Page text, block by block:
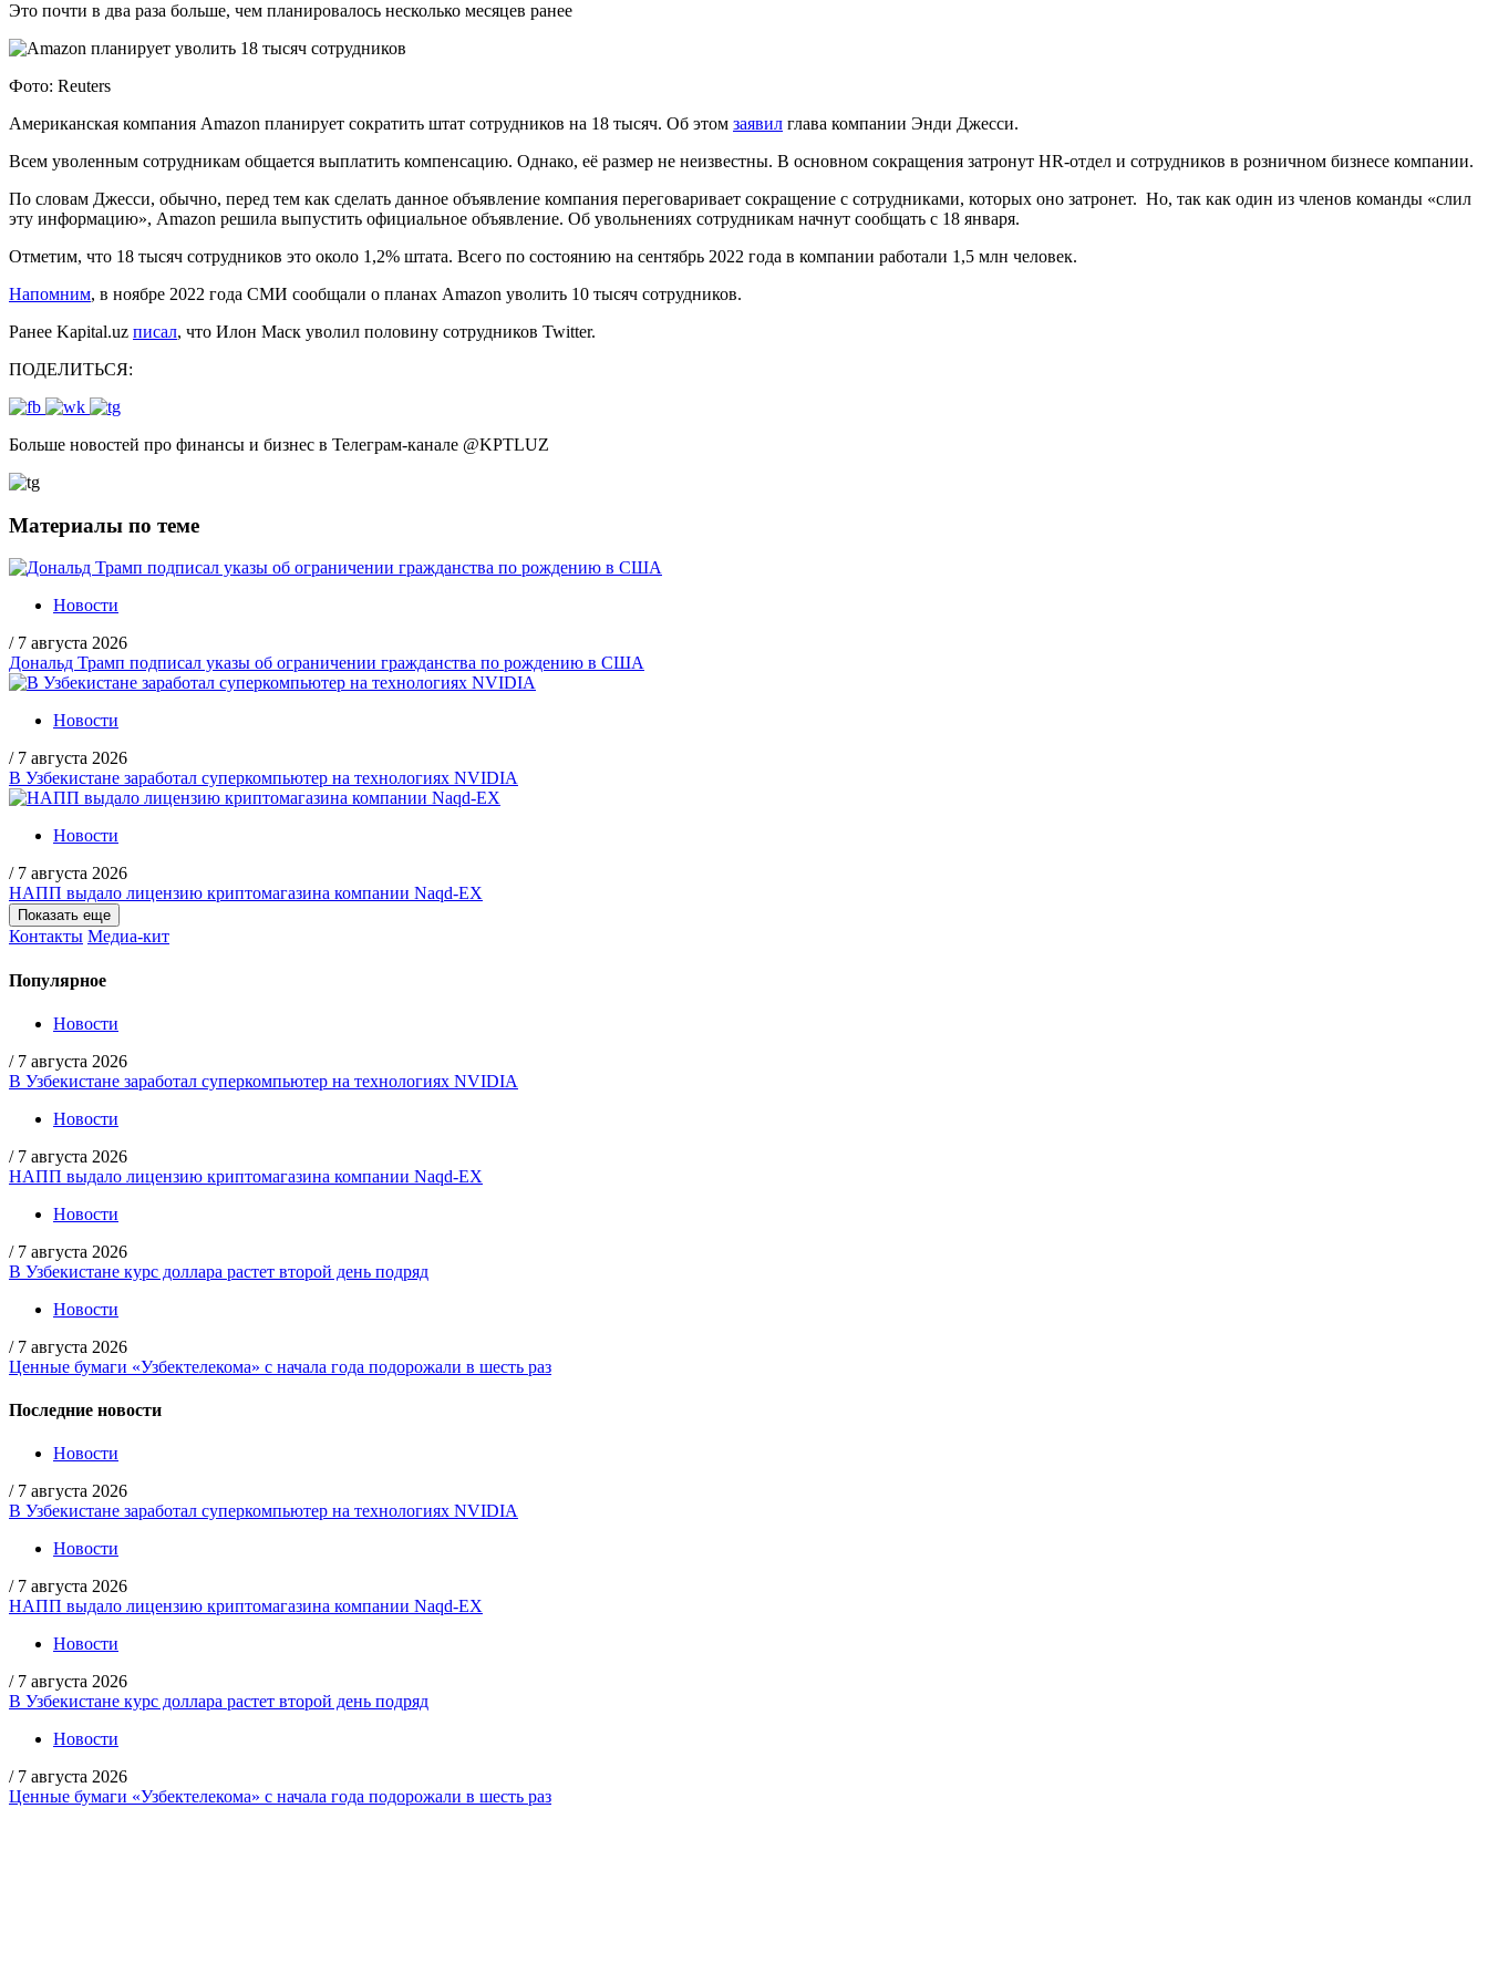
Это почти в два раза больше, чем планировалось несколько месяцев ранее
Фото: Reuters
Американская компания Amazon планирует сократить штат сотрудников на 18 тысяч. Об этом заявил глава компании Энди Джесси.
Всем уволенным сотрудникам общается выплатить компенсацию. Однако, её размер не неизвестны. В основном сокращения затронут HR-отдел и сотрудников в розничном бизнесе компании.
По словам Джесси, обычно, перед тем как сделать данное объявление компания переговаривает сокращение с сотрудниками, которых оно затронет. Но, так как один из членов команды «слил
эту информацию», Amazon решила выпустить официальное объявление. Об увольнениях сотрудникам начнут сообщать с 18 января.
Отметим, что 18 тысяч сотрудников это около 1,2% штата. Всего по состоянию на сентябрь 2022 года в компании работали 1,5 млн человек.
Напомним, в ноябре 2022 года СМИ сообщали о планах Amazon уволить 10 тысяч сотрудников.
Ранее Kapital.uz писал, что Илон Маск уволил половину сотрудников Twitter.
ПОДЕЛИТЬСЯ:
Больше новостей про финансы и бизнес в Телеграм-канале @KPTLUZ
Материалы по теме
Новости
/ 7 августа 2026
Дональд Трамп подписал указы об ограничении гражданства по рождению в США
Новости
/ 7 августа 2026
В Узбекистане заработал суперкомпьютер на технологиях NVIDIA
Новости
/ 7 августа 2026
НАПП выдало лицензию криптомагазина компании Naqd-EX
Показать еще
Контакты Медиа-кит
Популярное
Новости
/ 7 августа 2026
В Узбекистане заработал суперкомпьютер на технологиях NVIDIA
Новости
/ 7 августа 2026
НАПП выдало лицензию криптомагазина компании Naqd-EX
Новости
/ 7 августа 2026
В Узбекистане курс доллара растет второй день подряд
Новости
/ 7 августа 2026
Ценные бумаги «Узбектелекома» с начала года подорожали в шесть раз
Последние новости
Новости
/ 7 августа 2026
В Узбекистане заработал суперкомпьютер на технологиях NVIDIA
Новости
/ 7 августа 2026
НАПП выдало лицензию криптомагазина компании Naqd-EX
Новости
/ 7 августа 2026
В Узбекистане курс доллара растет второй день подряд
Новости
/ 7 августа 2026
Ценные бумаги «Узбектелекома» с начала года подорожали в шесть раз